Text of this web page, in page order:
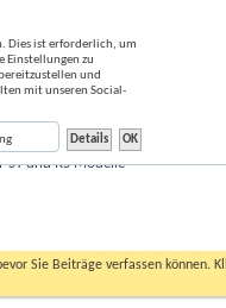
und RS Modelle
Sie Beiträge verfassen können.
Dies ist erforderlich, um
Einstellungen zu
und
mit unseren Social-